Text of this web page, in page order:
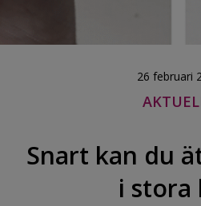
26 februari
Snart kan du
i stora